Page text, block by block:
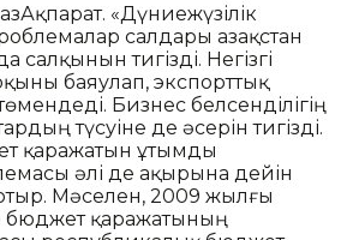
«Дүниежүзілік
салдары Қазақстан
тигізді. Негізгі
баяулап, экспорттық
Бизнес белсенділігің
түсуіне де әсерін тигізді.
қаражатын ұтымды
әлі де ақырына дейін
Мәселен, 2009 жылғы
бюджет қаражатының